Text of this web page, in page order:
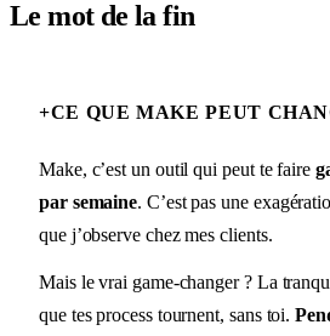
Le mot de la fin
+CE QUE MAKE PEUT
Make, c’est un outil qui peut te faire
par semaine. C’est pas une
que j’observe chez mes clients.
Mais le vrai game-changer ? La
que tes process tournent, sans toi.